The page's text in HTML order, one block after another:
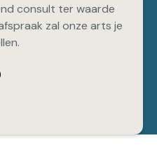
consult ter waarde
zal onze arts je